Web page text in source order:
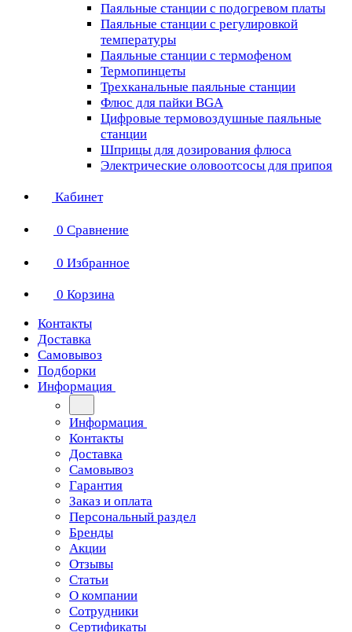
Паяльные станции с подогревом платы
Паяльные станции с регулировкой
температуры
Паяльные станции с термофеном
Термопинцеты
Трехканальные паяльные станции
Флюс для пайки BGA
Цифровые термовоздушные паяльные
станции
Шприцы для дозирования флюса
Электрические оловоотсосы для припоя
Кабинет
0 Сравнение
0 Избранное
0 Корзина
Контакты
Доставка
Самовывоз
Подборки
Информация
Информация
Контакты
Доставка
Самовывоз
Гарантия
Заказ и оплата
Персональный раздел
Бренды
Акции
Отзывы
Статьи
О компании
Сотрудники
Сертификаты